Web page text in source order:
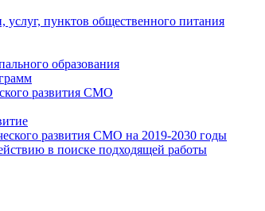
услуг, пунктов общественного питания
образования
развития СМО
развития СМО на 2019-2030 годы
в поиске подходящей работы